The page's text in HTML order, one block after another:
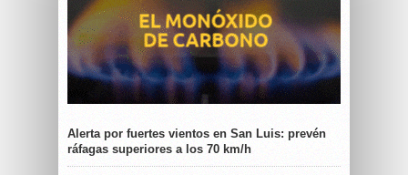
Alerta por fuertes vientos en San Luis: prevén
ráfagas superiores a los 70 km/h